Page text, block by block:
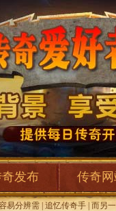
发布 传奇
易分辨需 追忆传奇手 而另